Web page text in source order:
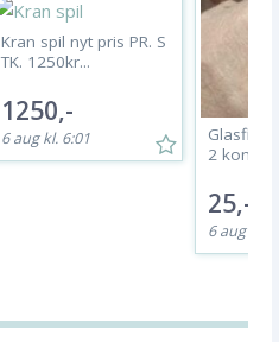
Kran spil nyt pris PR. S
TK. 1250kr...
1250,-
6 aug kl. 6:01
Glasfiber
2
25,-
6 aug kl.